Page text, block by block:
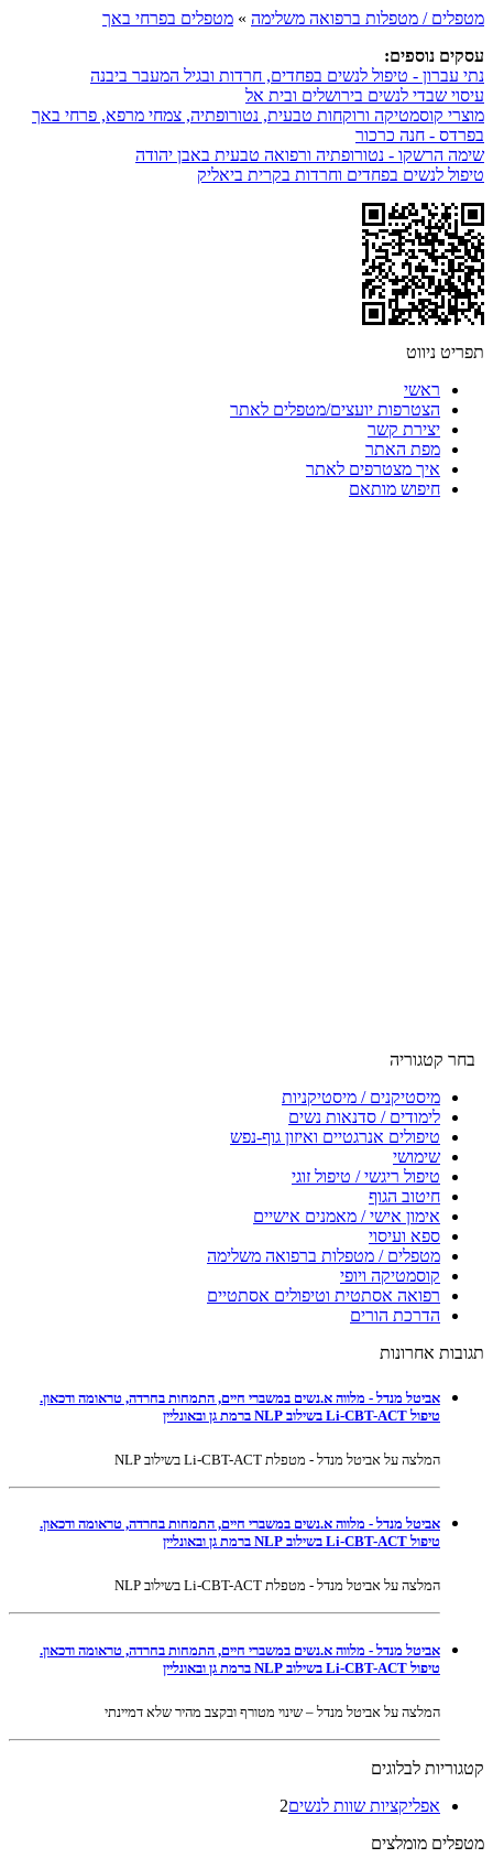
מטפלים / מטפלות ברפואה משלימה » מטפלים בפרחי באך
עסקים נוספים:
נתי עברון - טיפול לנשים בפחדים, חרדות ובגיל המעבר ביבנה
עיסוי שבדי לנשים בירושלים ובית אל
מוצרי קוסמטיקה ורוקחות טבעית, נטורופתיה, צמחי מרפא, פרחי באך
בפרדס - חנה כרכור
שימה הרשקו - נטורופתיה ורפואה טבעית באבן יהודה
טיפול לנשים בפחדים וחרדות בקרית ביאליק
תפריט ניווט
ראשי
הצטרפות יועצים/מטפלים לאתר
יצירת קשר
מפת האתר
איך מצטרפים לאתר
חיפוש מותאם
בחר קטגוריה
מיסטיקנים / מיסטיקניות
לימודים / סדנאות נשים
טיפולים אנרגטיים ואיזון גוף-נפש
שימושי
טיפול ריגשי / טיפול זוגי
חיטוב הגוף
אימון אישי / מאמנים אישיים
ספא ועיסוי
מטפלים / מטפלות ברפואה משלימה
קוסמטיקה ויופי
רפואה אסתטית וטיפולים אסתטיים
הדרכת הורים
תגובות אחרונות
אביטל מנדל - מלווה א.נשים במשברי חיים, התמחות בחרדה, טראומה ודכאון.
טיפול Li-CBT-ACT בשילוב NLP ברמת גן ובאונליין
המלצה על אביטל מנדל - מטפלת Li-CBT-ACT בשילוב NLP
אביטל מנדל - מלווה א.נשים במשברי חיים, התמחות בחרדה, טראומה ודכאון.
טיפול Li-CBT-ACT בשילוב NLP ברמת גן ובאונליין
המלצה על אביטל מנדל - מטפלת Li-CBT-ACT בשילוב NLP
אביטל מנדל - מלווה א.נשים במשברי חיים, התמחות בחרדה, טראומה ודכאון.
טיפול Li-CBT-ACT בשילוב NLP ברמת גן ובאונליין
המלצה על אביטל מנדל – שינוי מטורף ובקצב מהיר שלא דמיינתי
קטגוריות לבלוגים
אפליקציות שוות לנשים2
מטפלים מומלצים